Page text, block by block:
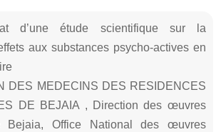
d’une étude scientifique sur la
aux substances psycho-actives en
DES MEDECINS DES RESIDENCES
DE BEJAIA , Direction des œuvres
Bejaia, Office National des œuvres